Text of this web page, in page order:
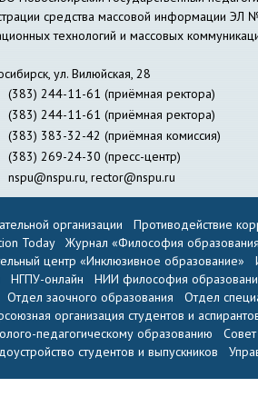
средства массовой информации
технологий и массовых
ул. Вилюйская, 28
(383) 244-11-61 (приёмная ректора)
(383) 244-11-61 (приёмная ректора)
(383) 383-32-42 (приёмная комиссия)
(383) 269-24-30 (пресс-центр)
nspu@nspu.ru, rector@nspu.ru
организации
Противодействие
Today
Журнал «Философия
центр «Инклюзивное образование»
НГПУ-онлайн
НИИ философия
Отдел заочного образования
Отдел
организация студентов и
педагогическому образованию
студентов и выпускников